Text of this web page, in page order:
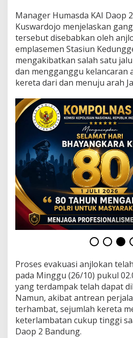
o
r
m
l
i
s
a
i
J
a
d
w
a
l
Manager Humasda KAI Daop
Kuswardojo menjelaskan
tersebut disebabkan oleh
emplasemen Stasiun
mengakibatkan salah satu
dan mengganggu kelancaran
kereta dari dan menuju arah
Proses evakuasi anjlokan
pada Minggu (26/10) pukul
yang terdampak telah dapat
Namun, akibat antrean
terhambat, sejumlah kereta
keterlambatan cukup tinggi
Daop 2 Bandung.